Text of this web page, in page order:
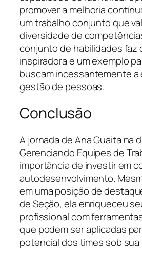
promover a melhoria
um trabalho conjunto que
diversidade de
conjunto de habilidades faz
inspiradora e um exemplo
buscam incessantemente a
gestão de pessoas.
Conclusão
A jornada de Ana Guaita na
Gerenciando Equipes de
importância de investir em
autodesenvolvimento.
em uma posição de
de Seção, ela enriqueceu
profissional com
que podem ser aplicadas
potencial dos times sob sua